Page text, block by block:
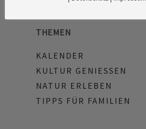
THEMEN
KALENDER
KULTUR GENIESSEN
NATUR ERLEBEN
TIPPS FÜR FAMILIEN